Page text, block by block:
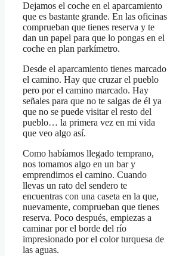
Dejamos el coche en el aparcamiento
que es bastante grande. En las oficinas
comprueban que tienes reserva y te
dan un papel para que lo pongas en el
coche en plan parkímetro.
Desde el aparcamiento tienes marcado
el camino. Hay que cruzar el pueblo
pero por el camino marcado. Hay
señales para que no te salgas de él ya
que no se puede visitar el resto del
pueblo… la primera vez en mi vida
que veo algo así.
Como habíamos llegado temprano,
nos tomamos algo en un bar y
emprendimos el camino. Cuando
llevas un rato del sendero te
encuentras con una caseta en la que,
nuevamente, comprueban que tienes
reserva. Poco después, empiezas a
caminar por el borde del río
impresionado por el color turquesa de
las aguas.